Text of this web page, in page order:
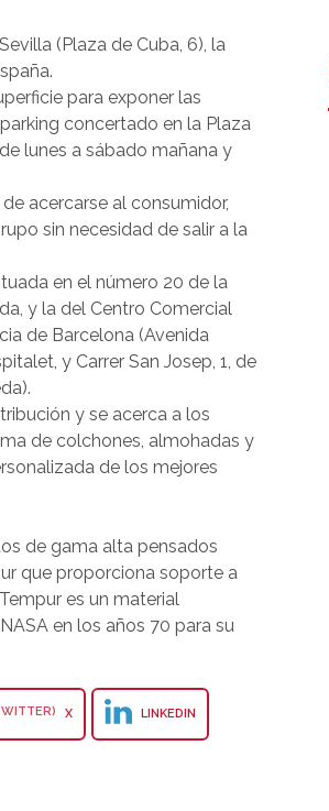
(Plaza de Cuba, 6), la
para exponer las
concertado en la Plaza
lunes a sábado mañana y
acercarse al consumidor,
sin necesidad de salir a la
en el número 20 de la
y la del Centro Comercial
de Barcelona (Avenida
y Carrer San Josep, 1, de
y se acerca a los
de colchones, almohadas y
de los mejores
de gama alta pensados
que proporciona soporte a
es un material
en los años 70 para su
X LINKEDIN